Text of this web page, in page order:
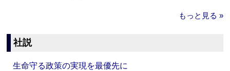
もっと見る »
社説
生命守る政策の実現を最優先に